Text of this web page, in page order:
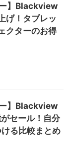
】Blackview
げ！タブレッ
クターのお得
】Blackview
セール！自分
る比較まとめ